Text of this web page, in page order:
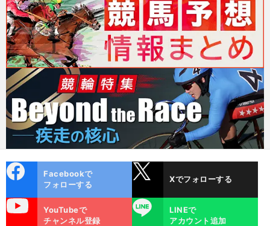
ok
Facebookで
フォローする
Xでフォローする
YouTubeで
チャンネル登録
LINE
LINEで
アカウント追加